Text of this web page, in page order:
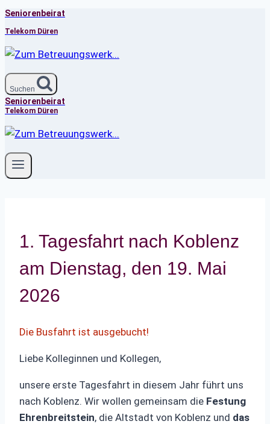
Zum
Inhalt
springen
Seniorenbeirat
Telekom Düren
Suchen
Seniorenbeirat
Telekom Düren
1. Tagesfahrt nach Koblenz
am Dienstag, den 19. Mai
2026
Die Busfahrt ist ausgebucht!
Liebe Kolleginnen und Kollegen,
unsere erste Tagesfahrt in diesem Jahr führt uns
nach Koblenz. Wir wollen gemeinsam die Festung
Ehrenbreitstein, die Altstadt von Koblenz und das